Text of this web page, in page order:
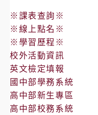
※課表查詢※
※線上點名※
※學習歷程※
校外活動資訊
英文檢定填報
國中部學務系統
高中部新生專區
高中部校務系統